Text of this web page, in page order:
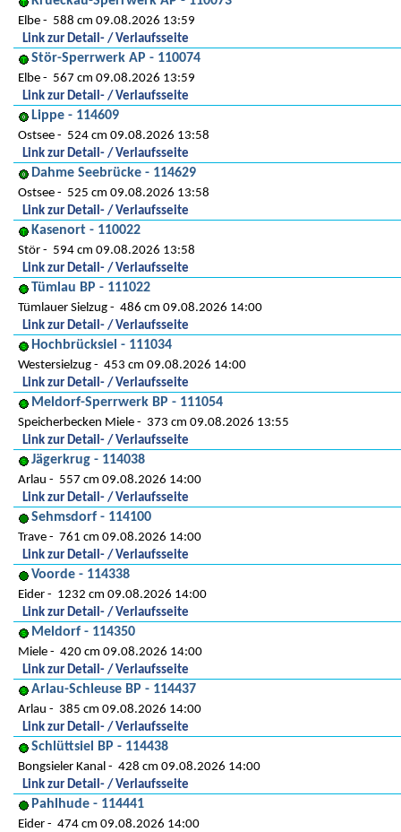
Elbe
588 cm 09.08.2026 13:59
Link zur Detail- / Verlaufsseite
Stör-Sperrwerk AP - 110074
Elbe
567 cm 09.08.2026 13:59
Link zur Detail- / Verlaufsseite
Lippe - 114609
Ostsee
524 cm 09.08.2026 13:58
Link zur Detail- / Verlaufsseite
Dahme Seebrücke - 114629
Ostsee
525 cm 09.08.2026 13:58
Link zur Detail- / Verlaufsseite
Kasenort - 110022
Stör
594 cm 09.08.2026 13:58
Link zur Detail- / Verlaufsseite
Tümlau BP - 111022
Tümlauer Sielzug
486 cm 09.08.2026 14:00
Link zur Detail- / Verlaufsseite
Hochbrücksiel - 111034
Westersielzug
453 cm 09.08.2026 14:00
Link zur Detail- / Verlaufsseite
Meldorf-Sperrwerk BP - 111054
Speicherbecken Miele
373 cm 09.08.2026 13:55
Link zur Detail- / Verlaufsseite
Jägerkrug - 114038
Arlau
557 cm 09.08.2026 14:00
Link zur Detail- / Verlaufsseite
Sehmsdorf - 114100
Trave
761 cm 09.08.2026 14:00
Link zur Detail- / Verlaufsseite
Voorde - 114338
Eider
1232 cm 09.08.2026 14:00
Link zur Detail- / Verlaufsseite
Meldorf - 114350
Miele
420 cm 09.08.2026 14:00
Link zur Detail- / Verlaufsseite
Arlau-Schleuse BP - 114437
Arlau
385 cm 09.08.2026 14:00
Link zur Detail- / Verlaufsseite
Schlüttsiel BP - 114438
Bongsieler Kanal
428 cm 09.08.2026 14:00
Link zur Detail- / Verlaufsseite
Pahlhude - 114441
Eider
474 cm 09.08.2026 14:00